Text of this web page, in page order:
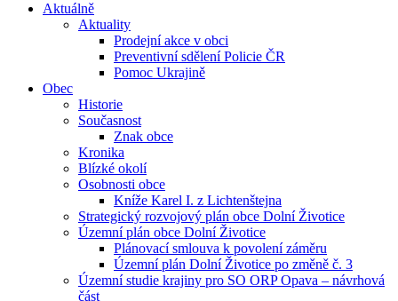
Aktuálně
Aktuality
Prodejní akce v obci
Preventivní sdělení Policie ČR
Pomoc Ukrajině
Obec
Historie
Současnost
Znak obce
Kronika
Blízké okolí
Osobnosti obce
Kníže Karel I. z Lichtenštejna
Strategický rozvojový plán obce Dolní Životice
Územní plán obce Dolní Životice
Plánovací smlouva k povolení záměru
Územní plán Dolní Životice po změně č. 3
Územní studie krajiny pro SO ORP Opava – návrhová
část